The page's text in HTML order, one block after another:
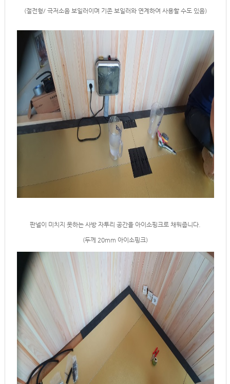
(절전형/ 극저소음 보일러이며 기존 보일러와 연계하여 사용할 수도 있음)
판넬이 미치지 못하는 사방 자투리 공간을 아이소핑크로 채워줍니다.
(두께 20mm 아이소핑크)